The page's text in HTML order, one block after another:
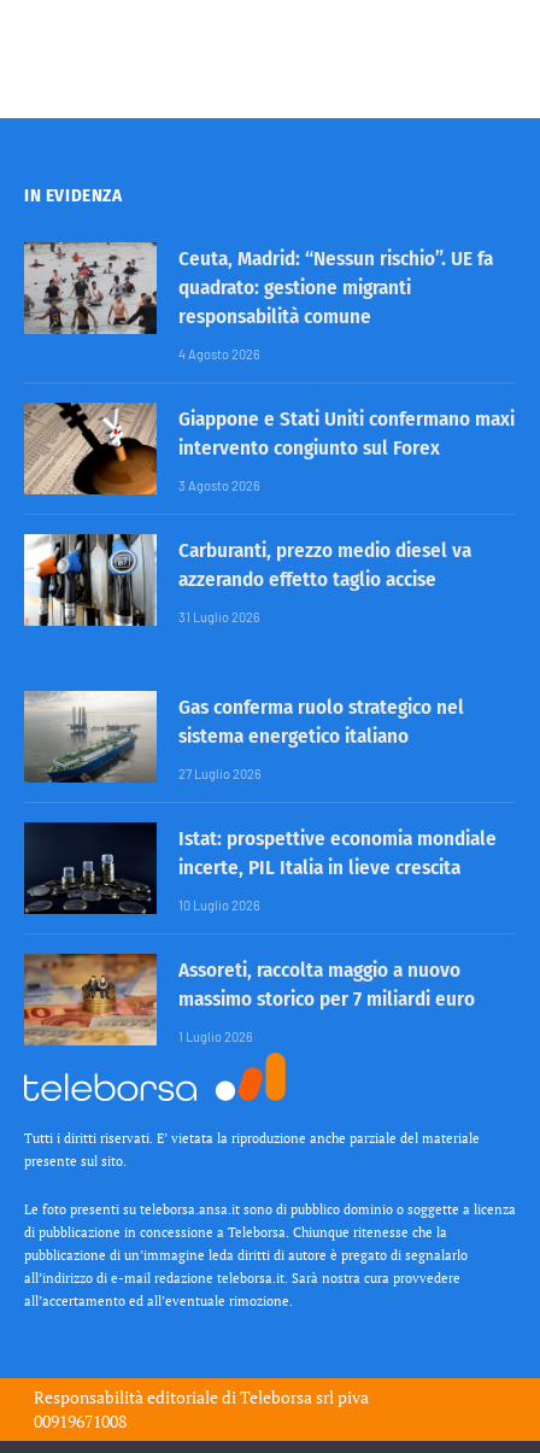
IN EVIDENZA
Ceuta, Madrid: “Nessun rischio”. UE fa
quadrato: gestione migranti
responsabilità comune
4 Agosto 2026
Giappone e Stati Uniti confermano maxi
intervento congiunto sul Forex
3 Agosto 2026
Carburanti, prezzo medio diesel va
azzerando effetto taglio accise
31 Luglio 2026
Gas conferma ruolo strategico nel
sistema energetico italiano
27 Luglio 2026
Istat: prospettive economia mondiale
incerte, PIL Italia in lieve crescita
10 Luglio 2026
Assoreti, raccolta maggio a nuovo
massimo storico per 7 miliardi euro
1 Luglio 2026
Tutti i diritti riservati. E’ vietata la riproduzione anche parziale del materiale
presente sul sito.
Le foto presenti su teleborsa.ansa.it sono di pubblico dominio o soggette a licenza
di pubblicazione in concessione a Teleborsa. Chiunque ritenesse che la
pubblicazione di un’immagine leda diritti di autore è pregato di segnalarlo
all’indirizzo di e-mail redazione teleborsa.it. Sarà nostra cura provvedere
all’accertamento ed all’eventuale rimozione.
Responsabilità editoriale diTeleborsa srlpiva
00919671008